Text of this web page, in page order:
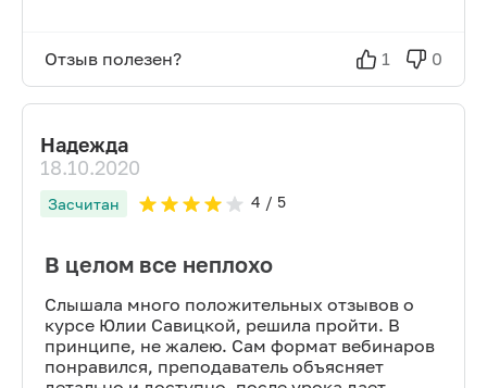
Отзыв полезен? 1 0
Надежда
18.10.2020
Засчитан 4 / 5
В целом все неплохо
Слышала много положительных отзывов о
курсе Юлии Савицкой, решила пройти. В
принципе, не жалею. Сам формат вебинаров
понравился, преподаватель объясняет